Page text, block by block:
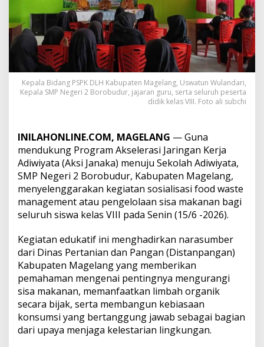
Kepala Bidang PSPK DLH Kabupaten Magelang, Uswatun Wulandari,
Kepala SMP Negeri 2 Borobudur, jajaran guru, serta seluruh peserta
didik kelas VIII. Foto ali subchi
INILAHONLINE.COM, MAGELANG — Guna
mendukung Program Akselerasi Jaringan Kerja
Adiwiyata (Aksi Janaka) menuju Sekolah Adiwiyata,
SMP Negeri 2 Borobudur, Kabupaten Magelang,
menyelenggarakan kegiatan sosialisasi food waste
management atau pengelolaan sisa makanan bagi
seluruh siswa kelas VIII pada Senin (15/6 -2026).
Kegiatan edukatif ini menghadirkan narasumber
dari Dinas Pertanian dan Pangan (Distanpangan)
Kabupaten Magelang yang memberikan
pemahaman mengenai pentingnya mengurangi
sisa makanan, memanfaatkan limbah organik
secara bijak, serta membangun kebiasaan
konsumsi yang bertanggung jawab sebagai bagian
dari upaya menjaga kelestarian lingkungan.